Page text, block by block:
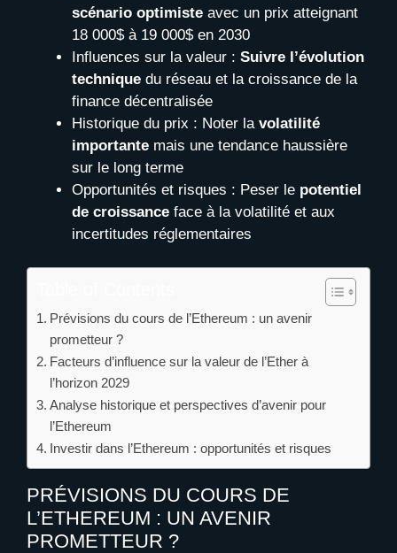
scénario optimiste avec un prix atteignant
18 000$ à 19 000$ en 2030
Influences sur la valeur : Suivre l’évolution
technique du réseau et la croissance de la
finance décentralisée
Historique du prix : Noter la volatilité
importante mais une tendance haussière
sur le long terme
Opportunités et risques : Peser le potentiel
de croissance face à la volatilité et aux
incertitudes réglementaires
Prévisions du cours de l’Ethereum : un avenir
prometteur ?
Facteurs d’influence sur la valeur de l’Ether à
l’horizon 2029
Analyse historique et perspectives d’avenir pour
l’Ethereum
Investir dans l’Ethereum : opportunités et risques
PRÉVISIONS DU COURS DE
L’ETHEREUM : UN AVENIR
PROMETTEUR ?